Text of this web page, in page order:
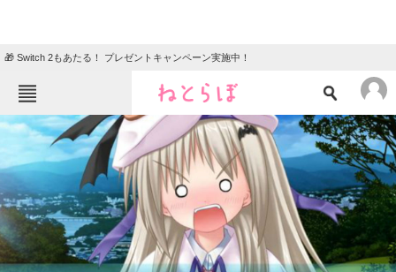
🎁 Switch 2もあたる！ プレゼントキャンペーン実施中！
ねとらぼメニュー
TOP ニュース
エンタメ クイズ
グルメ 地域
住まい 教育・育児